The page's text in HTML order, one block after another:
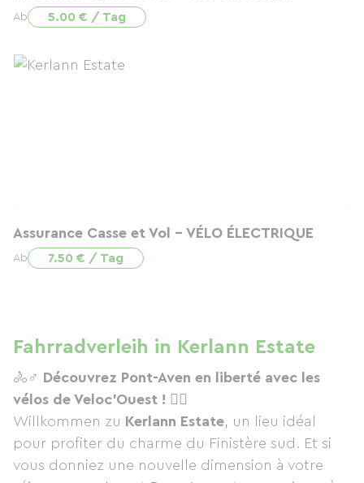
Ab 5.00 € / Tag
Assurance Casse et Vol - VÉLO ÉLECTRIQUE
Ab 7.50 € / Tag
Fahrradverleih in Kerlann Estate
🚴♂️ Découvrez Pont-Aven en liberté avec les
vélos de Veloc’Ouest ! 🚴‍♀️
Willkommen zu Kerlann Estate, un lieu idéal
pour profiter du charme du Finistère sud. Et si
vous donniez une nouvelle dimension à votre